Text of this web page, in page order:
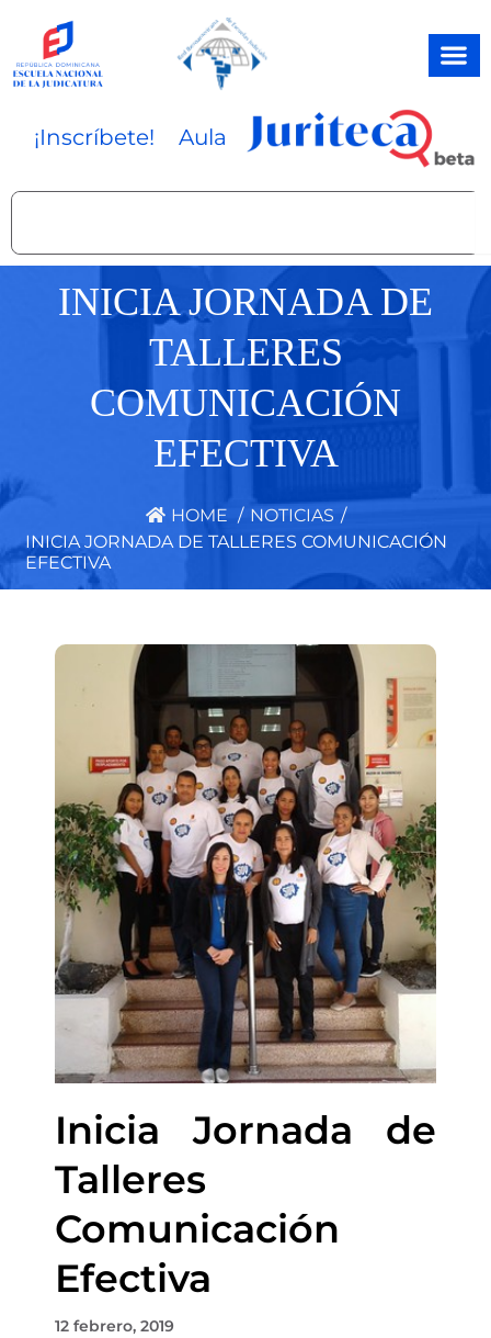
contenido
¡Inscríbete! Aula
Search
INICIA JORNADA DE
TALLERES
COMUNICACIÓN
EFECTIVA
HOME / NOTICIAS /
INICIA JORNADA DE TALLERES COMUNICACIÓN
EFECTIVA
Inicia Jornada de
Talleres
Comunicación
Efectiva
12 febrero, 2019